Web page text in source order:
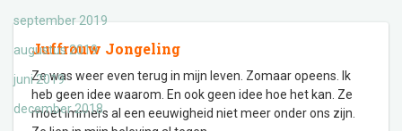
september 2019
augustus 2019
juni 2019
december 2018
Juffrouw Jongeling
Ze was weer even terug in mijn leven. Zomaar opeens. Ik
heb geen idee waarom. En ook geen idee hoe het kan. Ze
moet immers al een eeuwigheid niet meer onder ons zijn.